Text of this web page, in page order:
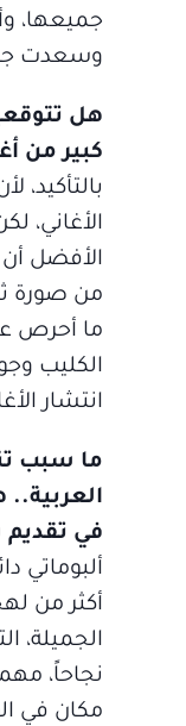
جميعها،
وسعدت
هل
كبير من
الأغاني،
الأفضل أن
من صورة
ما أحرص
الكليب
انتشار
ما سبب
في
ألبوماتي
أكثر من
الجميلة،
نجاحاً،
مكان في